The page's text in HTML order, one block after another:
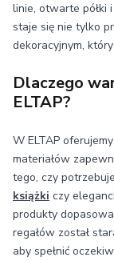
linie, otwarte półki
staje się nie tylko
dekoracyjnym,
Dlaczego
ELTAP?
W ELTAP oferujemy
materiałów
tego, czy
książki czy
produkty
regałów został
aby spełnić